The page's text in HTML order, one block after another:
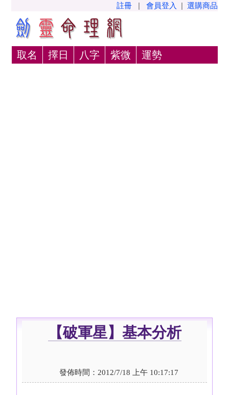
註冊 | 會員登入 | 選購商品
取名 擇日 八字 紫微 運勢
【破軍星】基本分析
發佈時間：2012/7/18 上午 10:17:17